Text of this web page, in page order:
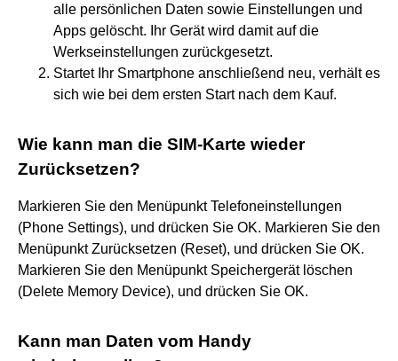
alle persönlichen Daten sowie Einstellungen und
Apps gelöscht. Ihr Gerät wird damit auf die
Werkseinstellungen zurückgesetzt.
Startet Ihr Smartphone anschließend neu, verhält es
sich wie bei dem ersten Start nach dem Kauf.
Wie kann man die SIM-Karte wieder
Zurücksetzen?
Markieren Sie den Menüpunkt Telefoneinstellungen
(Phone Settings), und drücken Sie OK. Markieren Sie den
Menüpunkt Zurücksetzen (Reset), und drücken Sie OK.
Markieren Sie den Menüpunkt Speichergerät löschen
(Delete Memory Device), und drücken Sie OK.
Kann man Daten vom Handy